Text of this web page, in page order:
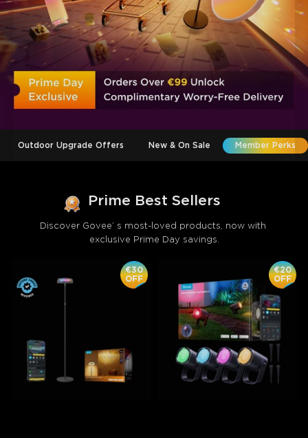
Outdoor Upgrade Offers New & On Sale Member Perks
Prime Best Sellers
Discover Govee’ s most-loved products, now with
exclusive Prime Day savings.
€30
OFF
€20
OFF